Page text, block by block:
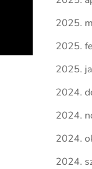
2025.
2025.
2025.
2024.
2024.
2024.
2024.